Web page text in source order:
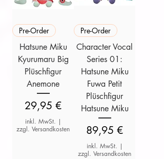
Pre-Order
Hatsune Miku
Kyurumaru Big
Plüschfigur
Anemone
Preis
29,95 €
inkl. MwSt. |
zzgl. Versandkosten
Pre-Order
Character Vocal
Series 01:
Hatsune Miku
Fuwa Petit
Plüschfigur
Hatsune Miku
Preis
89,95 €
inkl. MwSt. |
zzgl. Versandkosten